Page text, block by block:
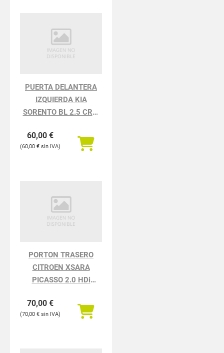
PUERTA DELANTERA
IZQUIERDA KIA
SORENTO BL 2.5 CRDi
60,00 €
60,00 €
PORTON TRASERO
CITROEN XSARA
PICASSO 2.0 HDi
70,00 €
70,00 €